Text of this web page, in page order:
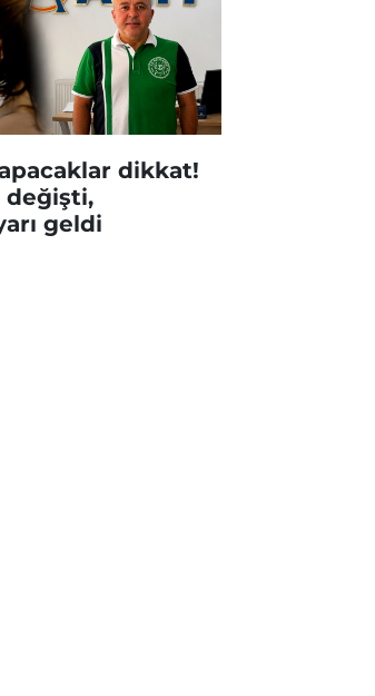
dikkat!
değişti,
geldi